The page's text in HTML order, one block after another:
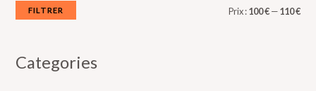
ia
FILTRER Prix :100 €—110 €
Categories